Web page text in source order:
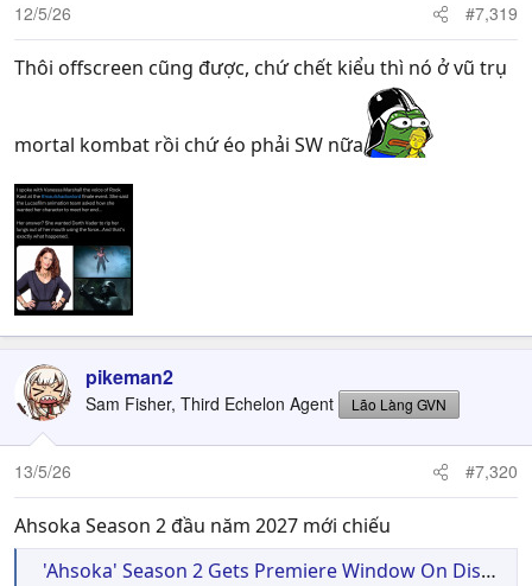
12/5/26 #7,319
Thôi offscreen cũng được, chứ chết kiểu thì nó ở vũ trụ
mortal kombat rồi chứ éo phải SW nữa
pikeman2
Sam Fisher, Third Echelon Agent Lão Làng GVN
13/5/26 #7,320
Ahsoka Season 2 đầu năm 2027 mới chiếu
'Ahsoka' Season 2 Gets Premiere Window On Disney+